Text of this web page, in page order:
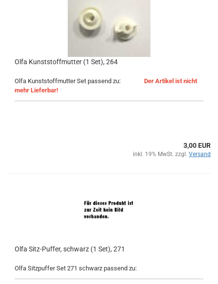
Olfa Kunststoffmutter (1 Set), 264
Olfa Kunststoffmutter Set passend zu: Der Artikel ist nicht
mehr Lieferbar!
3,00 EUR
inkl. 19% MwSt. zzgl. Versand
Olfa Sitz-Puffer, schwarz (1 Set), 271
Olfa Sitzpuffer Set 271 schwarz passend zu: